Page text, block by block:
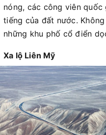
nóng, các công viên
tiếng của đất nước.
những khu phố cổ điển
Xa lộ Liên Mỹ